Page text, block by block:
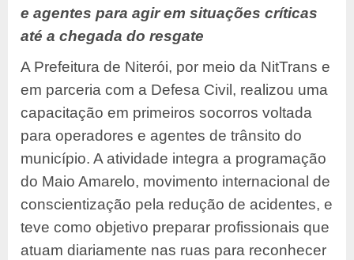
e agentes para agir em situações críticas
até a chegada do resgate
A Prefeitura de Niterói, por meio da NitTrans e
em parceria com a Defesa Civil, realizou uma
capacitação em primeiros socorros voltada
para operadores e agentes de trânsito do
município. A atividade integra a programação
do Maio Amarelo, movimento internacional de
conscientização pela redução de acidentes, e
teve como objetivo preparar profissionais que
atuam diariamente nas ruas para reconhecer